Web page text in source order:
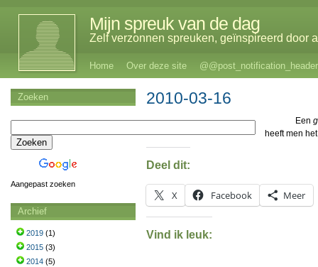
Mijn spreuk van de dag
Zelf verzonnen spreuken, geïnspireerd door
Home Over deze site @@post_notification_header
2010-03-16
Een
heeft men
Deel dit:
X Facebook Meer
Vind ik leuk:
Zoeken
Aangepast zoeken
Archief
2019 (1)
2015 (3)
2014 (5)